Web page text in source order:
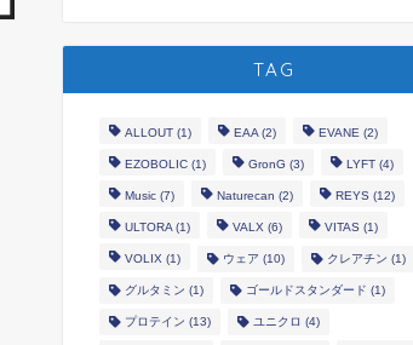
TAG
ALLOUT(1) EAA(2) EVANE(2)
EZOBOLIC(1) GronG (3) LYFT(4)
Music(7) Naturecan (2) REYS (12)
ULTORA(1) VALX(6) VITAS (1)
VOLIX(1) ウェア (10) クレアチン (1)
グルタミン (1) ゴールドスタンダード (1)
プロテイン (13) ユニクロ (4)